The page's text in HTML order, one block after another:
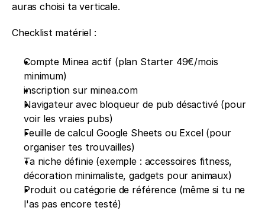
auras choisi ta verticale.
Checklist matériel :
Compte Minea actif (plan Starter 49€/mois
minimum)
inscription sur minea.com
Navigateur avec bloqueur de pub désactivé (pour
voir les vraies pubs)
Feuille de calcul Google Sheets ou Excel (pour
organiser tes trouvailles)
Ta niche définie (exemple : accessoires fitness,
décoration minimaliste, gadgets pour animaux)
Produit ou catégorie de référence (même si tu ne
l'as pas encore testé)